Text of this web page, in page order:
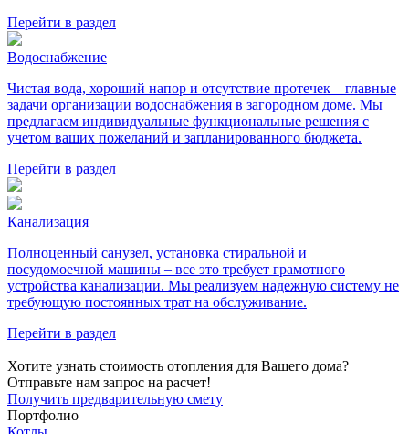
Перейти в раздел
Водоснабжение
Чистая вода, хороший напор и отсутствие протечек – главные
задачи организации водоснабжения в загородном доме. Мы
предлагаем индивидуальные функциональные решения с
учетом ваших пожеланий и запланированного бюджета.
Перейти в раздел
Канализация
Полноценный санузел, установка стиральной и
посудомоечной машины – все это требует грамотного
устройства канализации. Мы реализуем надежную систему не
требующую постоянных трат на обслуживание.
Перейти в раздел
Хотите узнать стоимость отопления для Вашего дома?
Отправьте нам запрос на расчет!
Получить предварительную смету
Портфолио